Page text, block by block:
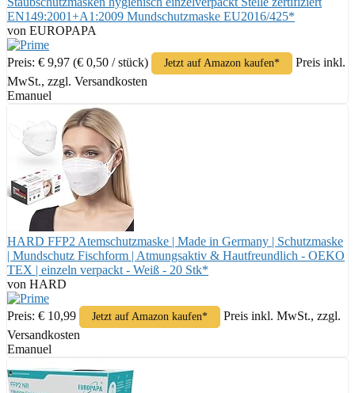
EN149:2001+A1:2009 Mundschutzmaske EU2016/425*
von EUROPAPA
Preis: € 9,97 (€ 0,50 / stück) Jetzt auf Amazon kaufen*
Preis inkl.
MwSt., zzgl. Versandkosten
Emanuel
HARD FFP2 Atemschutzmaske | Made in Germany | Schutzmaske
| Mundschutz Fischform | Atmungsaktiv & Hautfreundlich - OEKO
TEX | einzeln verpackt - Weiß - 20 Stk*
von HARD
Preis: € 10,99 Jetzt auf Amazon kaufen*
Preis inkl. MwSt., zzgl.
Versandkosten
Emanuel